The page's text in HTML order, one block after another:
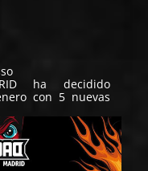
ha decidido
con 5 nuevas